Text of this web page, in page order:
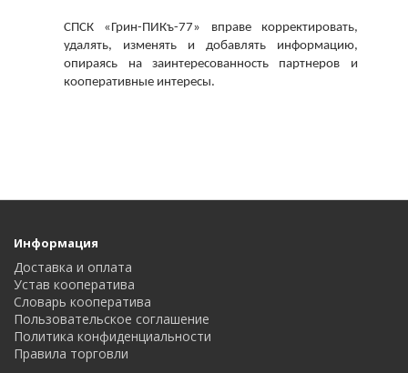
СПСК «Грин-ПИКъ-77» вправе корректировать,
удалять, изменять и добавлять информацию,
опираясь на заинтересованность партнеров и
кооперативные интересы.
Информация
Доставка и оплата
Устав кооператива
Словарь кооператива
Пользовательское соглашение
Политика конфиденциальности
Правила торговли